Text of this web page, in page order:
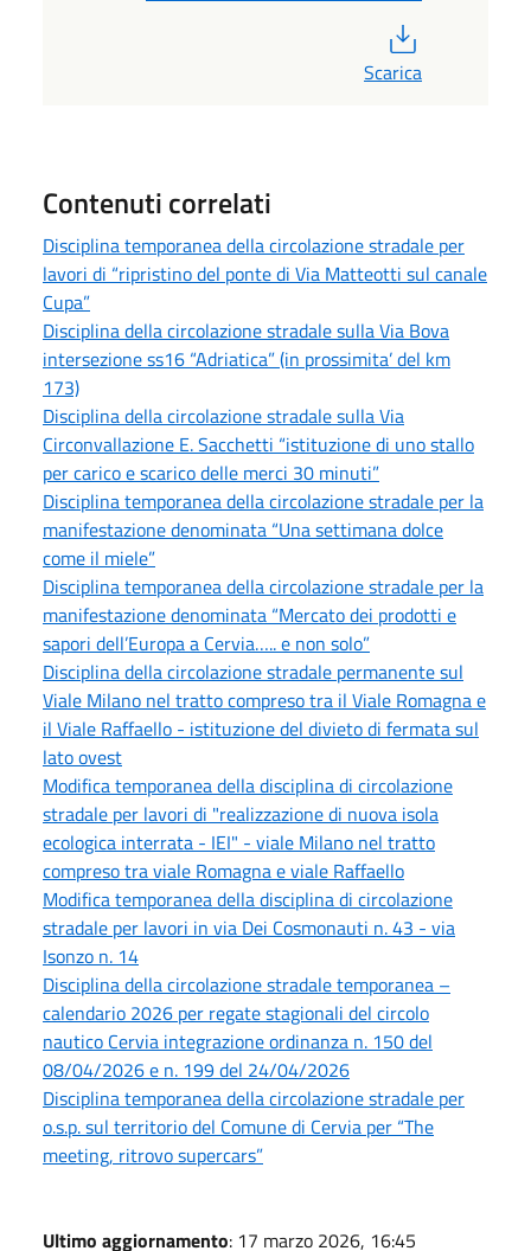
Scarica
Contenuti correlati
Disciplina temporanea della circolazione stradale per
lavori di “ripristino del ponte di Via Matteotti sul canale
Cupa”
Disciplina della circolazione stradale sulla Via Bova
intersezione ss16 “Adriatica” (in prossimita’ del km
173)
Disciplina della circolazione stradale sulla Via
Circonvallazione E. Sacchetti “istituzione di uno stallo
per carico e scarico delle merci 30 minuti”
Disciplina temporanea della circolazione stradale per la
manifestazione denominata “Una settimana dolce
come il miele”
Disciplina temporanea della circolazione stradale per la
manifestazione denominata “Mercato dei prodotti e
sapori dell’Europa a Cervia….. e non solo”
Disciplina della circolazione stradale permanente sul
Viale Milano nel tratto compreso tra il Viale Romagna e
il Viale Raffaello - istituzione del divieto di fermata sul
lato ovest
Modifica temporanea della disciplina di circolazione
stradale per lavori di "realizzazione di nuova isola
ecologica interrata - IEI" - viale Milano nel tratto
compreso tra viale Romagna e viale Raffaello
Modifica temporanea della disciplina di circolazione
stradale per lavori in via Dei Cosmonauti n. 43 - via
Isonzo n. 14
Disciplina della circolazione stradale temporanea –
calendario 2026 per regate stagionali del circolo
nautico Cervia integrazione ordinanza n. 150 del
08/04/2026 e n. 199 del 24/04/2026
Disciplina temporanea della circolazione stradale per
o.s.p. sul territorio del Comune di Cervia per “The
meeting, ritrovo supercars”
Ultimo aggiornamento: 17 marzo 2026, 16:45